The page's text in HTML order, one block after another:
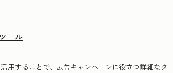
ール
用することで、広告キャンペーンに役立つ詳細な